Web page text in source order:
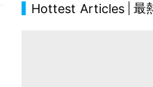
Hottest Articles 最